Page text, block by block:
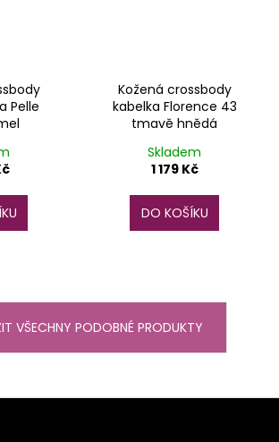
Pelle
Kožená crossbody
kabelka Florence 43
tmavě hnědá
Skladem
1 179 Kč
DO KOŠÍKU
VŠECHNY PODOBNÉ PRODUKTY